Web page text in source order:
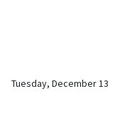
Tuesday, December 13